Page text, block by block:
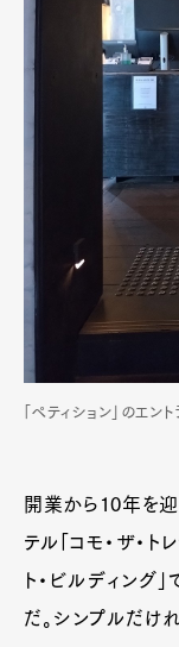
「ペティション」のエント
開業から10年を迎
テル「コモ・ザ・
ト・ビルディング
だ。シンプルだけ